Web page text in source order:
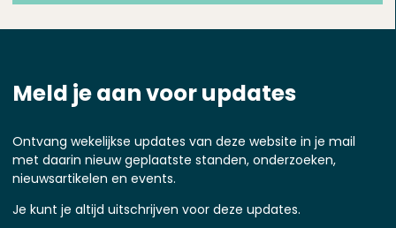
Meld je aan voor updates
Ontvang wekelijkse updates van deze website in je mail
met daarin nieuw geplaatste standen, onderzoeken,
nieuwsartikelen en events.
Je kunt je altijd uitschrijven voor deze updates.